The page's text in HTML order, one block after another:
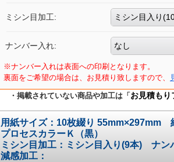
ミシン目加工: ミシン目入り
ナンバー入れ: なし
※ナンバー入れは表面への印刷となります。
裏面をご希望の場合は、お見積り致しますので、
・掲載されていない商品や加工は「 お見積もり
用紙サイズ：10枚綴り
プロセスカラーＫ（黒）
ミシン目加工：ミシン目入り(9本) ナン
減感加工：